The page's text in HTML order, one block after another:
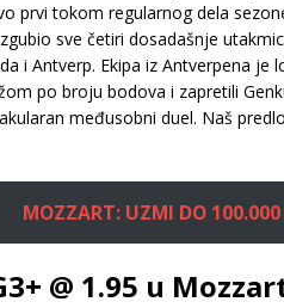
prvi tokom regularnog dela
sve četiri dosadašnje
i Antverp. Ekipa iz Antverpena
po broju bodova i zapretili
međusobni duel. Naš
MOZZART: UZMI DO 100.000
@ 1.95 u